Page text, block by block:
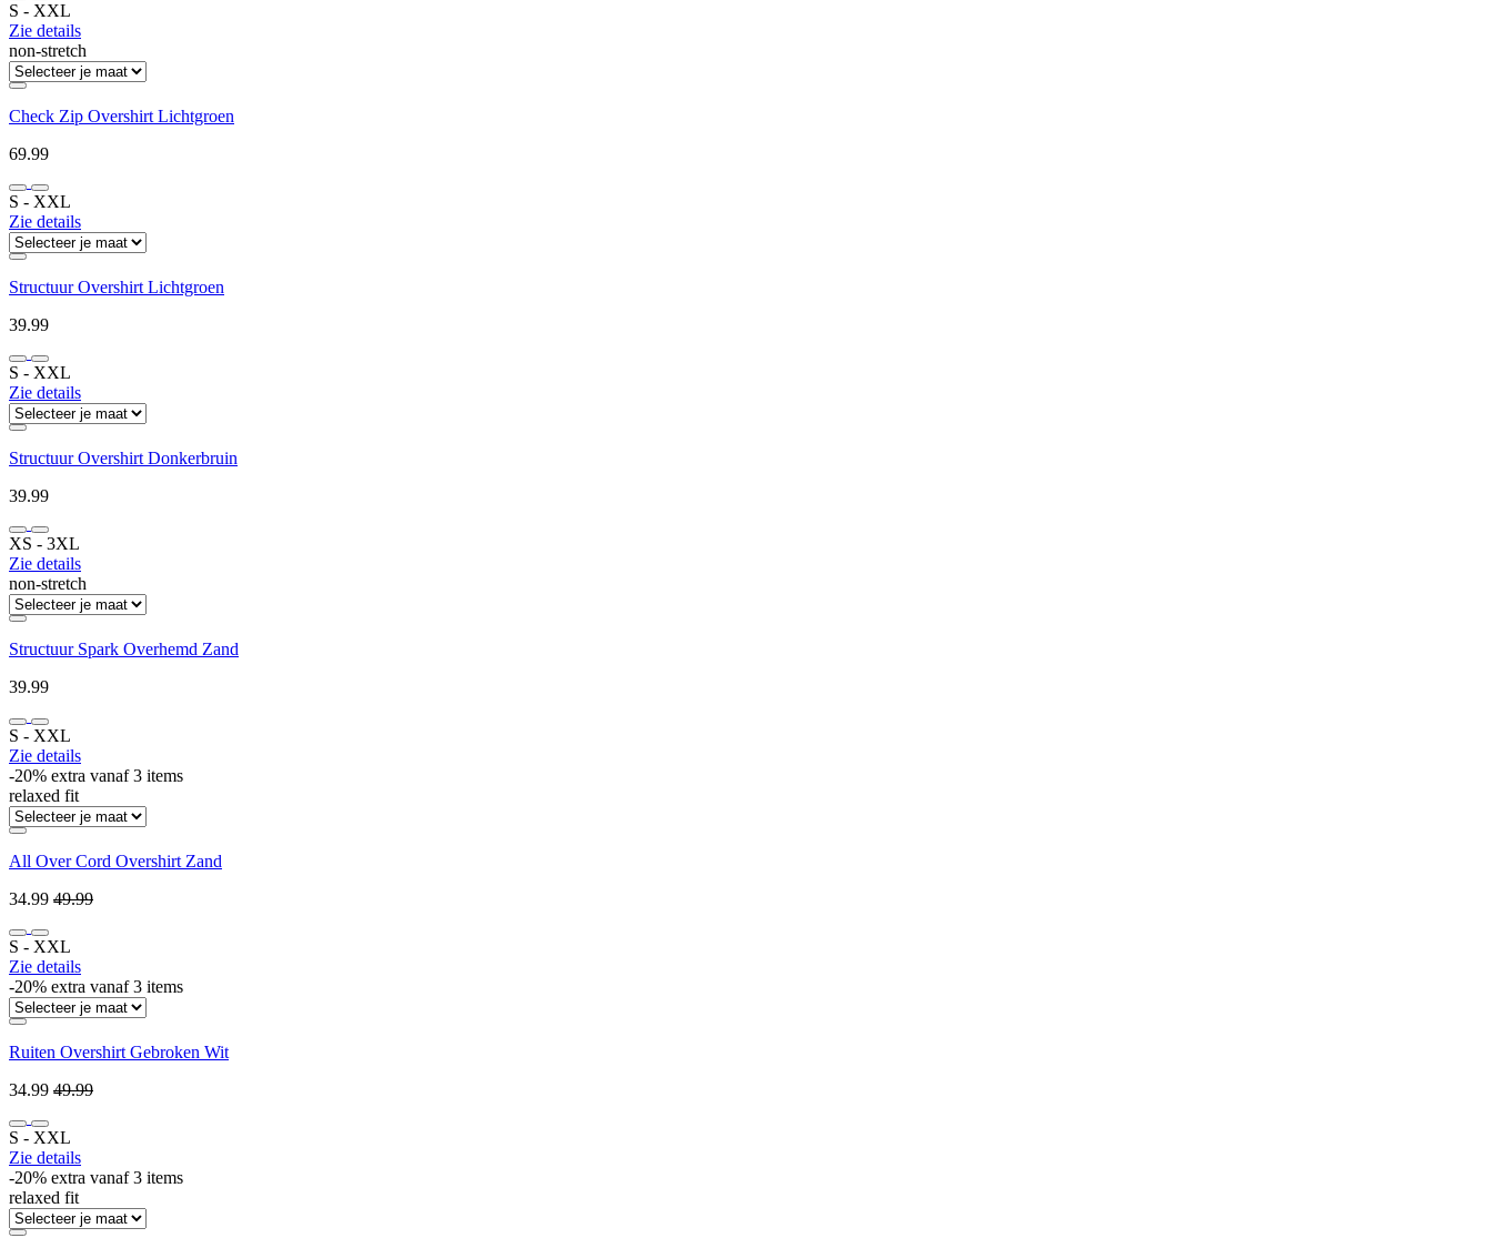
S ‐ XXL
Zie details
non-stretch
Check Zip Overshirt Lichtgroen
69.99
S ‐ XXL
Zie details
Structuur Overshirt Lichtgroen
39.99
S ‐ XXL
Zie details
Structuur Overshirt Donkerbruin
39.99
XS ‐ 3XL
Zie details
non-stretch
Structuur Spark Overhemd Zand
39.99
S ‐ XXL
Zie details
-20% extra vanaf 3 items
relaxed fit
All Over Cord Overshirt Zand
34.99 49.99
S ‐ XXL
Zie details
-20% extra vanaf 3 items
Ruiten Overshirt Gebroken Wit
34.99 49.99
S ‐ XXL
Zie details
-20% extra vanaf 3 items
relaxed fit